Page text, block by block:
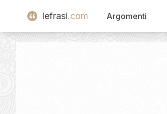
lefrasi.com Argomenti